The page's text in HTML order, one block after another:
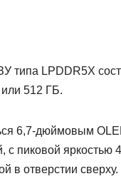
типа LPDDR5X
512 ГБ.
6,7‑дюймовым
пиковой яркостью
в отверстии сверху.